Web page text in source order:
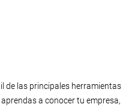
de las principales herramientas
a conocer tu empresa,